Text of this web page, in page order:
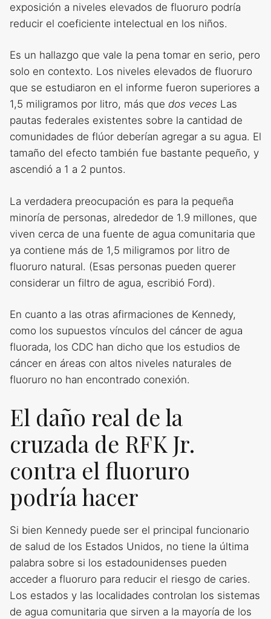
exposición a niveles elevados de fluoruro podría
reducir el coeficiente intelectual en los niños.
Es un hallazgo que vale la pena tomar en serio, pero
solo en contexto. Los niveles elevados de fluoruro
que se estudiaron en el informe fueron superiores a
1,5 miligramos por litro, más que dos veces Las
pautas federales existentes sobre la cantidad de
comunidades de flúor deberían agregar a su agua. El
tamaño del efecto también fue bastante pequeño, y
ascendió a 1 a 2 puntos.
La verdadera preocupación es para la pequeña
minoría de personas, alrededor de 1.9 millones, que
viven cerca de una fuente de agua comunitaria que
ya contiene más de 1,5 miligramos por litro de
fluoruro natural. (Esas personas pueden querer
considerar un filtro de agua, escribió Ford).
En cuanto a las otras afirmaciones de Kennedy,
como los supuestos vínculos del cáncer de agua
fluorada, los CDC han dicho que los estudios de
cáncer en áreas con altos niveles naturales de
fluoruro no han encontrado conexión.
El daño real de la
cruzada de RFK Jr.
contra el fluoruro
podría hacer
Si bien Kennedy puede ser el principal funcionario
de salud de los Estados Unidos, no tiene la última
palabra sobre si los estadounidenses pueden
acceder a fluoruro para reducir el riesgo de caries.
Los estados y las localidades controlan los sistemas
de agua comunitaria que sirven a la mayoría de los